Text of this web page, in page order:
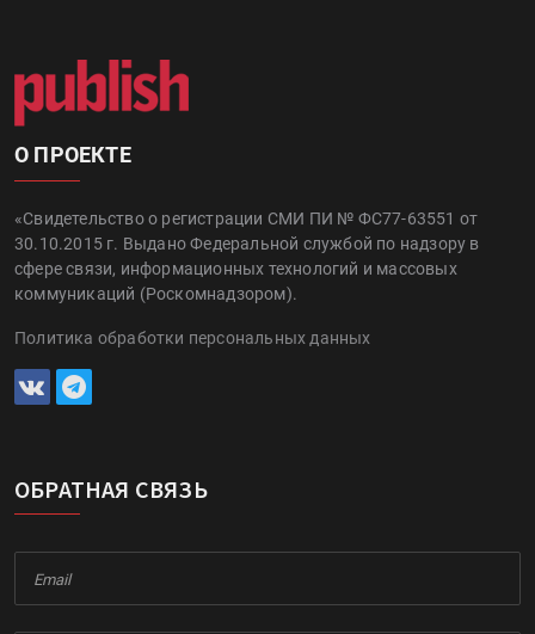
О ПРОЕКТЕ
«Свидетельство о регистрации СМИ ПИ № ФС77-63551 от
30.10.2015 г. Выдано Федеральной службой по надзору в
сфере связи, информационных технологий и массовых
коммуникаций (Роскомнадзором).
Политика обработки персональных данных
ОБРАТНАЯ СВЯЗЬ